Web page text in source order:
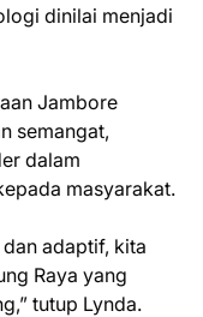
dinilai menjadi
Jambore
semangat,
dalam
masyarakat.
adaptif, kita
Raya yang
tutup Lynda.